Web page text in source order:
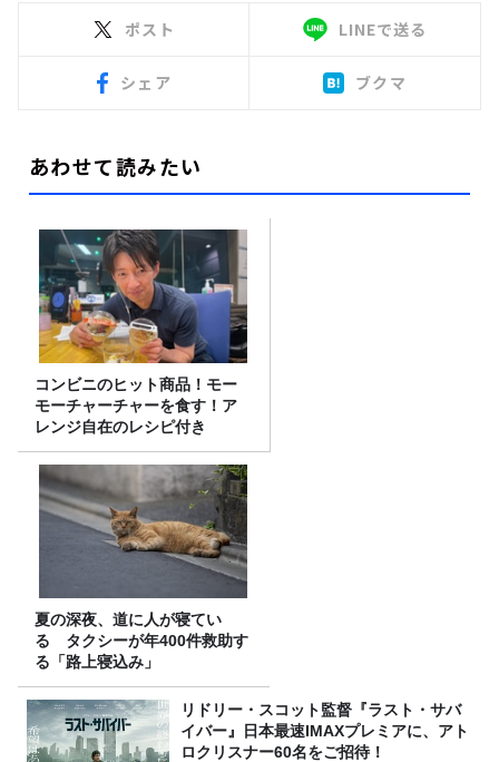
ポスト LINEで送る
シェア ブクマ
あわせて読みたい
コンビニのヒット商品！モー
モーチャーチャーを食す！ア
レンジ自在のレシピ付き
夏の深夜、道に人が寝てい
る タクシーが年400件救助す
る「路上寝込み」
リドリー・スコット監督『ラスト・サバ
イバー』日本最速IMAXプレミアに、アト
ロクリスナー60名をご招待！